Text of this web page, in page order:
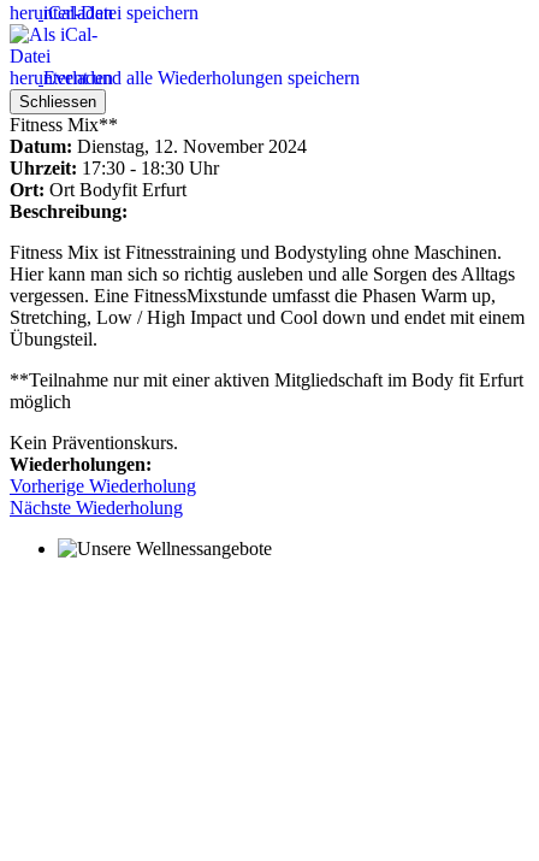
iCal-Datei speichern
Event und alle Wiederholungen speichern
Schliessen
Fitness Mix**
Datum: Dienstag, 12. November 2024
Uhrzeit: 17:30 - 18:30 Uhr
Ort: Ort Bodyfit Erfurt
Beschreibung:
Fitness Mix ist Fitnesstraining und Bodystyling ohne Maschinen.
Hier kann man sich so richtig ausleben und alle Sorgen des Alltags
vergessen. Eine FitnessMixstunde umfasst die Phasen Warm up,
Stretching, Low / High Impact und Cool down und endet mit einem
Übungsteil.
**Teilnahme nur mit einer aktiven Mitgliedschaft im Body fit Erfurt
möglich
Kein Präventionskurs.
Wiederholungen:
Vorherige Wiederholung
Nächste Wiederholung